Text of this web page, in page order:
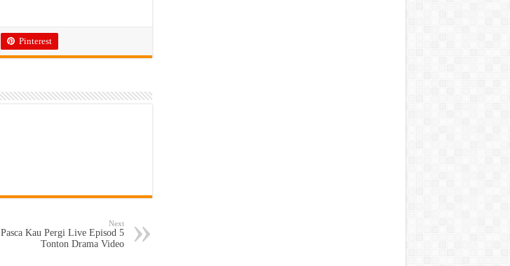
Pinterest
Next
Pasca Kau Pergi Live Episod 5
Tonton Drama Video